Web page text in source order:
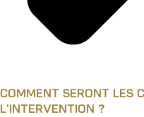
Comment seront les
l'intervention ?